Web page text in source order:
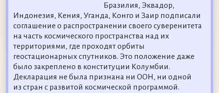
Бразилия, Эквадор,
Индонезия, Кения, Уганда, Конго и Заир подписали
соглашение о распространении своего суверенитета
на часть космического пространства над их
территориями, где проходят орбиты
геостационарных спутников. Это положение даже
было закреплено в конституции Колумбии.
Декларация не была признана ни ООН, ни одной
из стран с развитой космической программой.